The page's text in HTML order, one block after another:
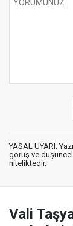
YASAL UYARI:
görüş ve
niteliktedir.
Vali